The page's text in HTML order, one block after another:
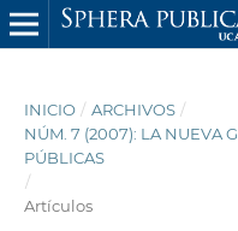
INICIO / ARCHIVOS /
NÚM. 7 (2007): LA NUEVA
PÚBLICAS
/
Artículos